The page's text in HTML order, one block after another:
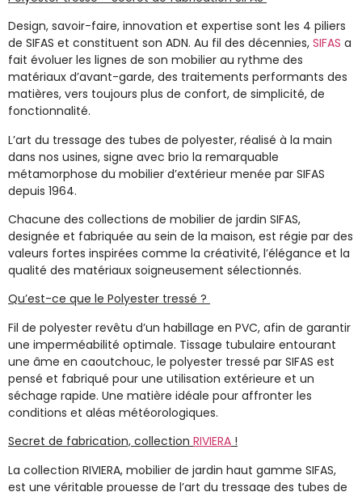
Design, savoir-faire, innovation et expertise sont les 4 piliers
de SIFAS et constituent son ADN. Au fil des décennies, SIFAS a
fait évoluer les lignes de son mobilier au rythme des
matériaux d’avant-garde, des traitements performants des
matières, vers toujours plus de confort, de simplicité, de
fonctionnalité.
L’art du tressage des tubes de polyester, réalisé à la main
dans nos usines, signe avec brio la remarquable
métamorphose du mobilier d’extérieur menée par SIFAS
depuis 1964.
Chacune des collections de mobilier de jardin SIFAS,
designée et fabriquée au sein de la maison, est régie par des
valeurs fortes inspirées comme la créativité, l’élégance et la
qualité des matériaux soigneusement sélectionnés.
Qu’est-ce que le Polyester tressé ?
Fil de polyester revêtu d’un habillage en PVC, afin de garantir
une imperméabilité optimale. Tissage tubulaire entourant
une âme en caoutchouc, le polyester tressé par SIFAS est
pensé et fabriqué pour une utilisation extérieure et un
séchage rapide. Une matière idéale pour affronter les
conditions et aléas météorologiques.
Secret de fabrication, collection RIVIERA !
La collection RIVIERA, mobilier de jardin haut gamme SIFAS,
est une véritable prouesse de l’art du tressage des tubes de